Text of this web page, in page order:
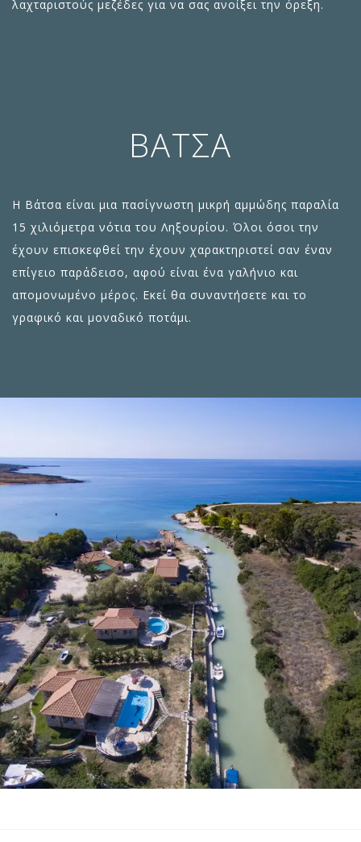
λαχταριστούς μεζέδες για να σας ανοίξει την όρεξη.
ΒΆΤΣΑ
Η Βάτσα είναι μια πασίγνωστη μικρή αμμώδης παραλία
15 χιλιόμετρα νότια του Ληξουρίου. Όλοι όσοι την
έχουν επισκεφθεί την έχουν χαρακτηριστεί σαν έναν
επίγειο παράδεισο, αφού είναι ένα γαλήνιο και
απομονωμένο μέρος. Εκεί θα συναντήσετε και το
γραφικό και μοναδικό ποτάμι.